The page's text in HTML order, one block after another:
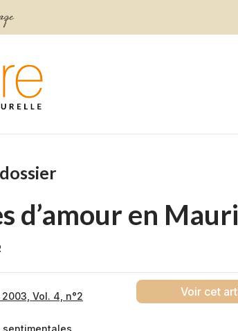
d’amour en
2003, Vol. 4, n°2
sentimentales
Voir cet